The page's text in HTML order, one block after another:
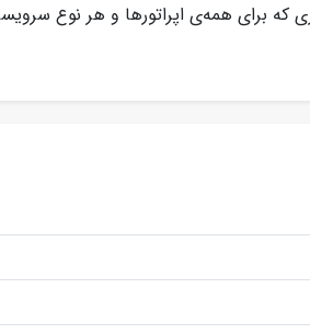
برای همه‌ی اپراتورها و هر نوع